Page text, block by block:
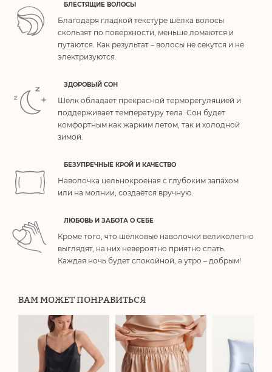
БЛЕСТЯЩИЕ ВОЛОСЫ
Благодаря гладкой текстуре шёлка волосы
скользят по поверхности, меньше ломаются и
путаются. Как результат – волосы не секутся и не
электризуются.
ЗДОРОВЫЙ СОН
Шёлк обладает прекрасной терморегуляцией и
поддерживает температуру тела. Сон будет
комфортным как жарким летом, так и холодной
зимой.
БЕЗУПРЕЧНЫЕ КРОЙ И КАЧЕСТВО
Наволочка цельнокроеная с глубоким запа́хом
или на молнии, создаётся вручную.
ЛЮБОВЬ И ЗАБОТА О СЕБЕ
Кроме того, что шёлковые наволочки великолепно
выглядят, на них невероятно приятно спать.
Каждая ночь будет спокойной, а утро – добрым!
ВАМ МОЖЕТ ПОНРАВИТЬСЯ